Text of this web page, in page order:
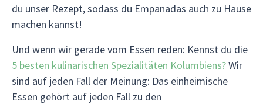
du unser Rezept, sodass du Empanadas auch zu Hause
machen kannst!
Und wenn wir gerade vom Essen reden: Kennst du die
5 besten kulinarischen Spezialitäten Kolumbiens?Wir
sind auf jeden Fall der Meinung: Das einheimische
Essen gehört auf jeden Fall zu den